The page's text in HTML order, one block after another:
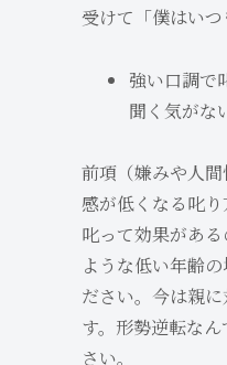
受けて「僕はい
強い口調で
聞く気がな
前項（嫌みや人
感が低くなる叱
叱って効果があ
ような低い年齢
ださい。今は親
す。形勢逆転な
さい。